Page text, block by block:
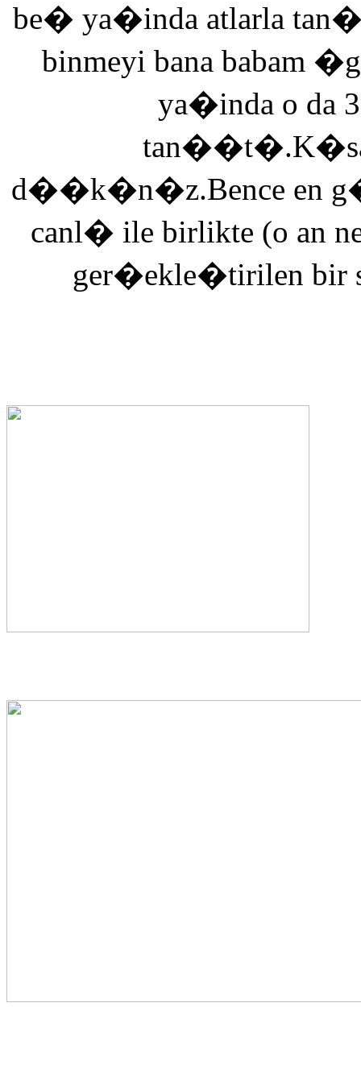
be� ya�inda atlarla
binmeyi bana babam
ya�inda o da
d��k�n�z.Bence en
canl� ile birlikte (o an
ger�ekle�tirilen bir